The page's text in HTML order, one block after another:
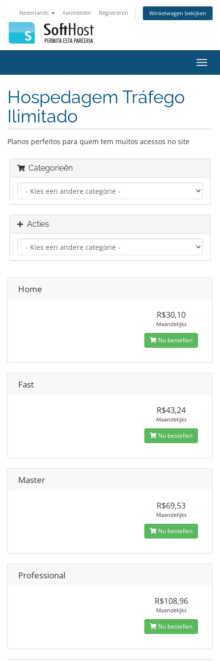
Nederlands Aanmelden Registreren Winkelwagen bekijken
in-/
Hospedagem Tráfego
Ilimitado
Planos perfeitos para quem tem muitos acessos no site
Categorieën
Acties
Home
R$30,10
Maandelijks
Nu bestellen
Fast
R$43,24
Maandelijks
Nu bestellen
Master
R$69,53
Maandelijks
Nu bestellen
Professional
R$108,96
Maandelijks
Nu bestellen